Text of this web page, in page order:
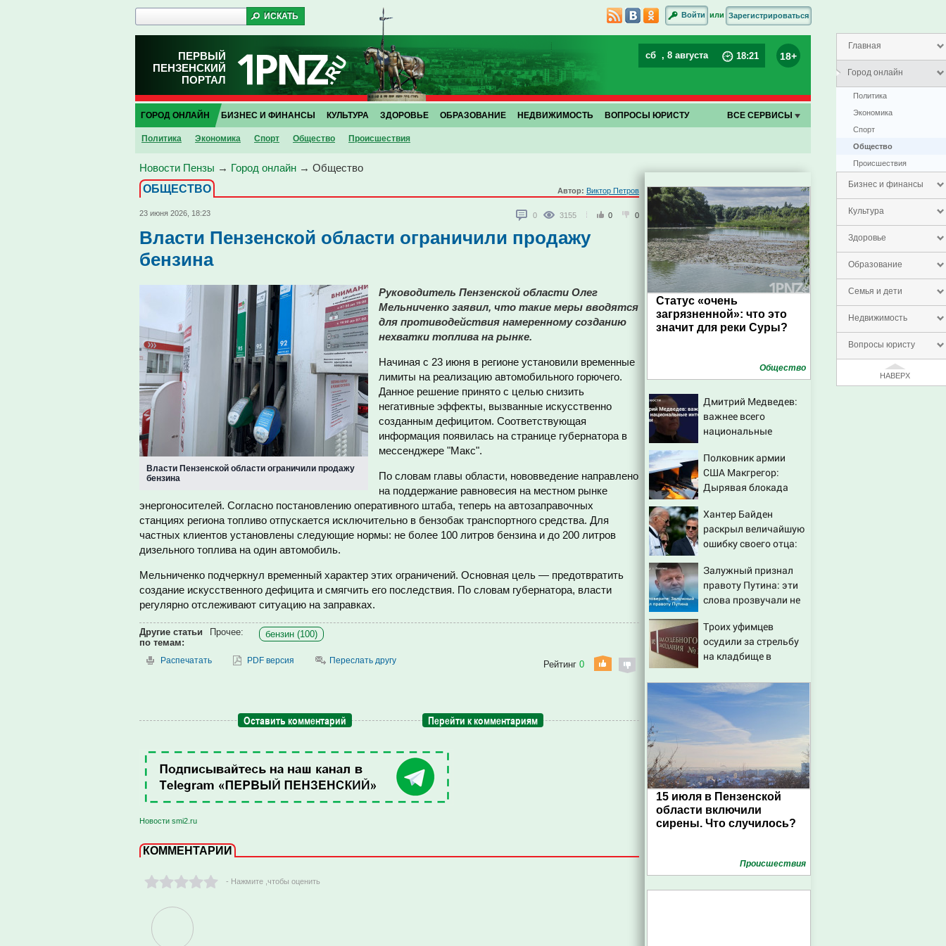
Главная
Город онлайн
Политика
Экономика
Спорт
Общество
Проиcшествия
Бизнес и финансы
Культура
Здоровье
Образование
Семья и дети
Недвижимость
Вопросы юристу
НАВЕРХ
Войти или Зарегистрироваться
ПЕРВЫЙ
ПЕНЗЕНСКИЙ
ПОРТАЛ
сб , 8 августа 18:21 18+
ГОРОД ОНЛАЙН
Политика Экономика Спорт Общество Проиcшествия
БИЗНЕС И ФИНАНСЫ КУЛЬТУРА ЗДОРОВЬЕ ОБРАЗОВАНИЕ НЕДВИЖИМОСТЬ ВОПРОСЫ ЮРИСТУ ВСЕ СЕРВИСЫ
Новости Пензы → Город онлайн → Общество
ОБЩЕСТВО
Автор: Виктор Петров
23 июня 2026, 18:23 0 3155 0 0
Власти Пензенской области ограничили продажу
бензина
Власти Пензенской области ограничили продажу
бензина
Руководитель Пензенской области Олег
Мельниченко заявил, что такие меры вводятся
для противодействия намеренному созданию
нехватки топлива на рынке.
Начиная с 23 июня в регионе установили временные
лимиты на реализацию автомобильного горючего.
Данное решение принято с целью снизить
негативные эффекты, вызванные искусственно
созданным дефицитом. Соответствующая
информация появилась на странице губернатора в
мессенджере "Макс".
По словам главы области, нововведение направлено
на поддержание равновесия на местном рынке
энергоносителей. Согласно постановлению оперативного штаба, теперь на автозаправочных
станциях региона топливо отпускается исключительно в бензобак транспортного средства. Для
частных клиентов установлены следующие нормы: не более 100 литров бензина и до 200 литров
дизельного топлива на один автомобиль.
Мельниченко подчеркнул временный характер этих ограничений. Основная цель — предотвратить
создание искусственного дефицита и смягчить его последствия. По словам губернатора, власти
регулярно отслеживают ситуацию на заправках.
Другие статьи
по темам:
Прочее: бензин (100)
Распечатать PDF версия Переслать другу Рейтинг 0
Оставить комментарий Перейти к комментариям
Новости smi2.ru
КОММЕНТАРИИ
- Нажмите ,чтобы оценить
Статус «очень
загрязненной»: что это
значит для реки Суры?
Общество
Дмитрий Медведев:
важнее всего
национальные
Полковник армии
США Макгрегор:
Дырявая блокада
командовании ВМФ
России за это полетят
головы?
Хантер Байден
раскрыл величайшую
ошибку своего отца:
Трампа
Залужный признал
правоту Путина: эти
слова прозвучали не
Троих уфимцев
осудили за стрельбу
на кладбище в
15 июля в Пензенской
области включили
сирены. Что случилось?
Проиcшествия